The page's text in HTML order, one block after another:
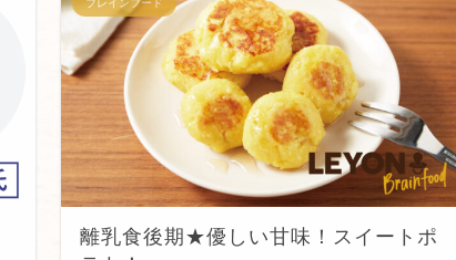
ブレインフード
離乳食後期★優しい甘味！スイートポ